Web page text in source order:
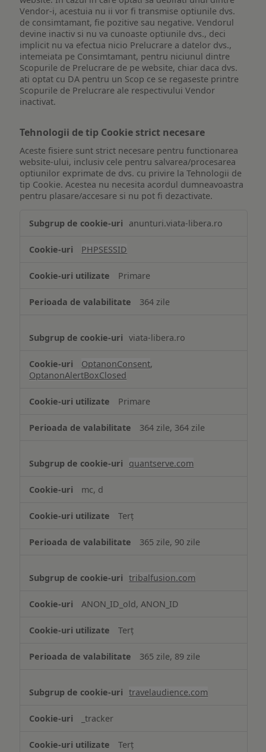
Vendor-i, acestuia nu ii vor fi transmise optiunile dvs.
de consimtamant, fie pozitive sau negative. Vendorul
devine inactiv si nu va cunoaste optiunile dvs., deci
implicit nu va efectua nicio Prelucrare a datelor dvs.,
intemeiata pe Consimtamant, pentru niciunul dintre
Scopurile de Prelucrare de pe website, chiar daca dvs.
ati optat cu DA pentru un Scop ce se regaseste printre
Scopurile de Prelucrare ale respectivului Vendor
inactivat.
Tehnologii de tip Cookie strict necesare
Aceste fisiere sunt strict necesare pentru functionarea
website-ului, inclusiv cele pentru salvarea/procesarea
optiunilor exprimate de dvs. cu privire la Tehnologii de
tip Cookie. Acestea nu necesita acordul dumneavoastra
pentru plasare/accesare si nu pot fi dezactivate.
de
Cookie
necesare
anunturi.viata-libera.ro
PHPSESSID
Primare
364 zile
viata-libera.ro
OptanonConsent,
OptanonAlertBoxClosed
Primare
364 zile, 364 zile
quantserve.com
mc, d
Terț
365 zile, 90 zile
tribalfusion.com
ANON_ID_old, ANON_ID
Terț
365 zile, 89 zile
travelaudience.com
_tracker
Terț